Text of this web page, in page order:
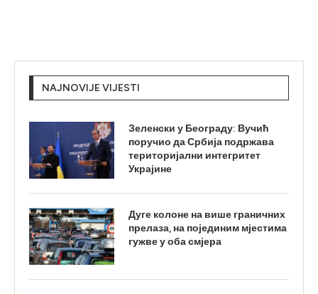
NAJNOVIJE VIJESTI
Зеленски у Београду: Вучић
поручио да Србија подржава
територијални интегритет
Украјине
Дуге колоне на више граничних
прелаза, на појединим мјестима
гужве у оба смјера